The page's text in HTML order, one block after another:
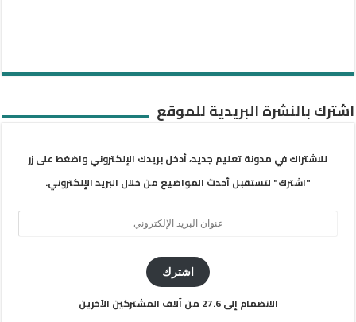
اشترك بالنشرة البريدية للموقع
للاشتراك في مدونة تعليم جديد، أدخل بريدك الإلكتروني واضغط على زر
"اشترك" لتستقبل أحدث المواضيع من خلال البريد الإلكتروني.
اشترك
الانضمام إلى 27.6 من آلاف المشتركين الآخرين